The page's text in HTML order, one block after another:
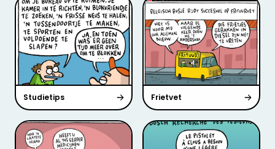
Studietips Frietvet